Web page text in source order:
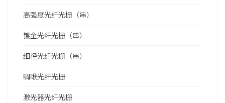
高强度光纤光栅（串）
镀金光纤光栅（串）
细径光纤光栅（串）
啁啾光纤光栅
激光器光纤光栅